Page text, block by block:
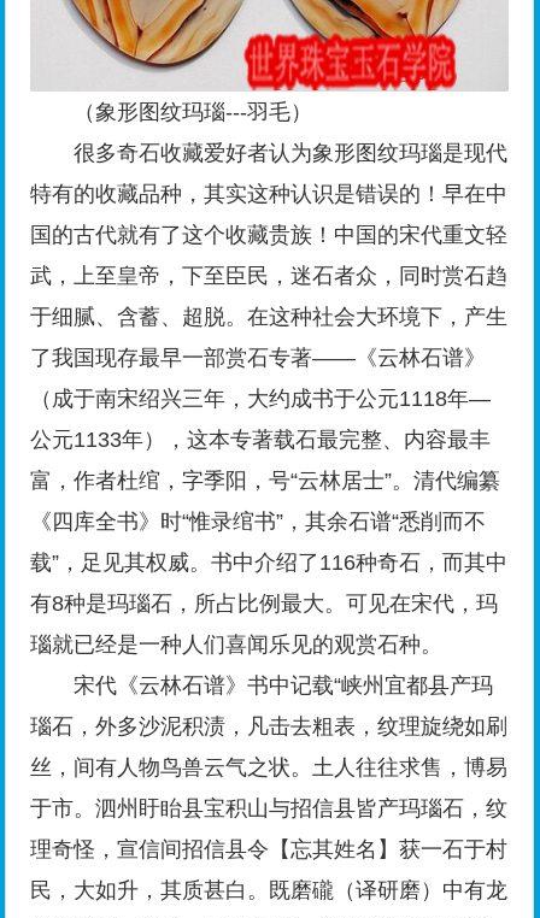
（象形图纹玛瑙---羽毛）
很多奇石收藏爱好者认为象形图纹玛瑙是现代
特有的收藏品种，其实这种认识是错误的！早在中
国的古代就有了这个收藏贵族！中国的宋代重文轻
武，上至皇帝，下至臣民，迷石者众，同时赏石趋
于细腻、含蓄、超脱。在这种社会大环境下，产生
了我国现存最早一部赏石专著——《云林石谱》
（成于南宋绍兴三年，大约成书于公元1118年—
公元1133年），这本专著载石最完整、内容最丰
富，作者杜绾，字季阳，号“云林居士”。清代编纂
《四库全书》时“惟录绾书”，其余石谱“悉削而不
载”，足见其权威。书中介绍了116种奇石，而其中
有8种是玛瑙石，所占比例最大。可见在宋代，玛
瑙就已经是一种人们喜闻乐见的观赏石种。
宋代《云林石谱》书中记载“峡州宜都县产玛
瑙石，外多沙泥积渍，凡击去粗表，纹理旋绕如刷
丝，间有人物鸟兽云气之状。土人往往求售，博易
于市。泗州盱眙县宝积山与招信县皆产玛瑙石，纹
理奇怪，宣信间招信县令【忘其姓名】获一石于村
民，大如升，其质甚白。既磨礲（译研磨）中有龙